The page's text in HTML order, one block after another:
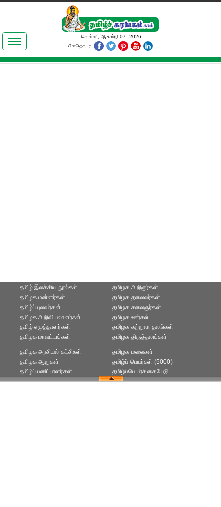
இலக்கியங்கள்
தமிழ் உலகம்
வெள்ளி, ஆகஸ்டு 07, 2026
பின்தொடர
தமிழ் இலக்கிய நூல்கள்
தமிழக மன்னர்கள்
தமிழ்ப் புலவர்கள்
தமிழக அறிஞர்கள்
தமிழக தலைவர்கள்
தமிழக கலைஞர்கள்
தமிழக அறிவியலாளர்கள்‎
தமிழ் எழுத்தாளர்கள்
தமிழக மாவட்டங்கள்
தமிழக ஊர்கள்
தமிழக சுற்றுலா தலங்கள்
தமிழக திருத்தலங்கள்
தமிழக அரசியல் கட்சிகள்
தமிழக ஆறுகள்
தமிழ்ப் பணியாளர்கள்
தமிழக மலைகள்
தமிழ்ப் பெயர்கள் (5000)
தமிழ்ப்பெயர்க் கையேடு